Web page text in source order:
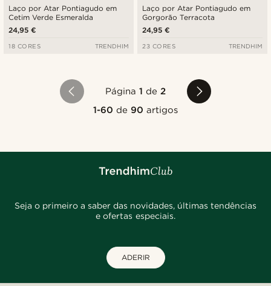
Laço por Atar Pontiagudo em
Cetim Verde Esmeralda
24,95 €
18 CORES TRENDHIM
Laço por Atar Pontiagudo em
Gorgorão Terracota
24,95 €
23 CORES TRENDHIM
Página 1 de2
1-60 de 90 artigos
Seja o primeiro a saber das novidades, últimas tendências
e ofertas especiais.
ADERIR